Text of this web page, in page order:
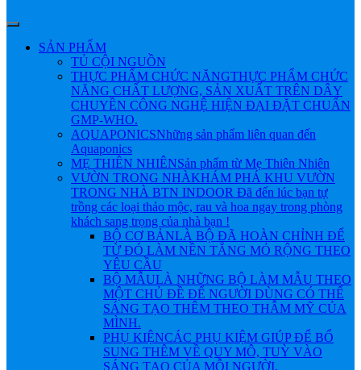
SẢN PHẨM
TỦ CỘI NGUỒN
THỰC PHẨM CHỨC NĂNGTHỰC PHẨM CHỨC
NĂNG CHẤT LƯỢNG, SẢN XUẤT TRÊN DÂY
CHUYỀN CÔNG NGHỆ HIỆN ĐẠI ĐẶT CHUẨN
GMP-WHO.
AQUAPONICSNhững sản phẩm liên quan đến
Aquaponics
MẸ THIÊN NHIÊNSản phẩm từ Mẹ Thiên Nhiên
VƯỜN TRONG NHÀKHÁM PHÁ KHU VƯỜN
TRONG NHÀ BTN INDOOR Đã đến lúc bạn tự
trồng các loại thảo mộc, rau và hoa ngay trong phòng
khách sang trọng của nhà bạn !
BỘ CƠ BẢNLÀ BỘ ĐÃ HOÀN CHỈNH ĐỂ
TỪ ĐÓ LÀM NỀN TẲNG MỎ RỘNG THEO
YÊU CẦU
BỘ MẪULÀ NHỮNG BỘ LÀM MẪU THEO
MỘT CHỦ ĐỀ ĐỂ NGƯỜI DÙNG CÓ THỂ
SÁNG TẠO THÊM THEO THẪM MỸ CỦA
MÌNH.
PHỤ KIỆNCÁC PHỤ KIỆM GIÚP ĐỂ BỔ
SUNG THÊM VỀ QUY MÔ, TUỲ VÀO
SÁNG TẠO CỦA MỖI NGƯỜI.